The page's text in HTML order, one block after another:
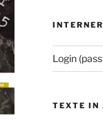
Login
TEXTE IN